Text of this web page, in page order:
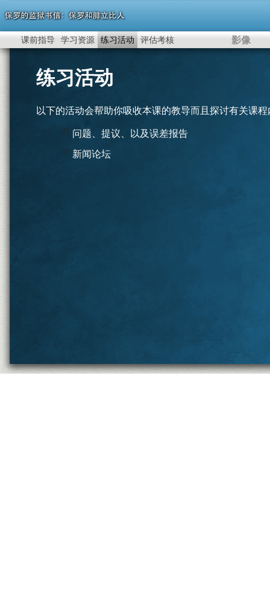
课前指导 学习资源 练习活动 评估考核 影像
练习活动
以下的活动会帮助你吸收本课的教导而且探讨有关课
问题、提议、以及误差报告
新闻论坛